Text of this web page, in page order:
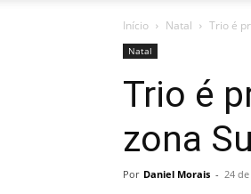
Início Natal Trio é
Natal
Trio é
zona
Por Daniel Morais - 24